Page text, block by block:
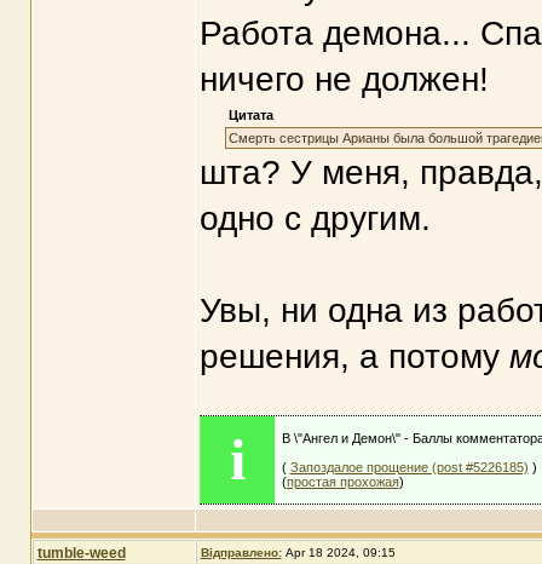
Работа демона...
ничего не должен!
Цитата
Смерть сестрицы Арианы была большой
шта? У меня,
одно с другим.
Увы, ни одна из
решения, а потому
i
В \"Ангел и Демон\" - Баллы
( Запоздалое прощение (post #5226185) )
(простая прохожая)
tumble-weed Відправлено: Apr 18 2024, 09:15